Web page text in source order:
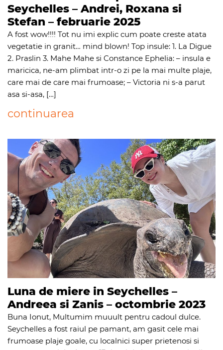
Seychelles – Andrei, Roxana si
Stefan – februarie 2025
A fost wow!!!! Tot nu imi explic cum poate creste atata
vegetatie in granit… mind blown! Top insule: 1. La Digue
2. ⁠Praslin 3. ⁠Mahe Mahe si Constance Ephelia: – insula e
maricica, ne-am plimbat intr-o zi pe la mai multe plaje,
care mai de care mai frumoase; – ⁠Victoria ni s-a parut
asa si-asa, […]
continuarea
Luna de miere in Seychelles –
Andreea si Zanis – octombrie 2023
Buna Ionut, Multumim muuult pentru cadoul dulce.
Seychelles a fost raiul pe pamant, am gasit cele mai
frumoase plaje goale, cu localnici super prietenosi si